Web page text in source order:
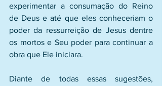
experimentar a consumação do Reino
de Deus e até que eles conheceriam o
poder da ressurreição de Jesus dentre
os mortos e Seu poder para continuar a
obra que Ele iniciara.
Diante de todas essas sugestões,